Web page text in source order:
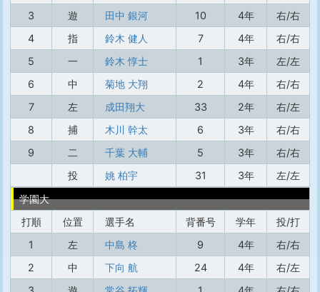
3
遊 田中 銀河 10 4年
右/右
4
指 鈴木 健人 7 4年
右/右
5
一 鈴木 惇士 1 3年
左/左
6
中 菊地 大翔 2 4年
右/右
7
左 成田翔大 33 2年
右/左
8
捕 木川 幹太 6 3年
右/右
9
二 千葉 大輔 5 3年
右/右
投
姚 柏宇 31 3年
左/左
学園大
打順
位置 選手名 背番号 学年
投/打
1
左 中島 柊 9 4年
右/右
2
中 下向 航 24 4年
右/左